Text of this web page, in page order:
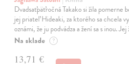
Dvadsaťpäťročná Takako si žila pomerne
jej priateľ Hideaki, za ktorého sa chcela
oznámi, že ju podvádza a žení sa s inou.
Na sklade ?
13,71 €